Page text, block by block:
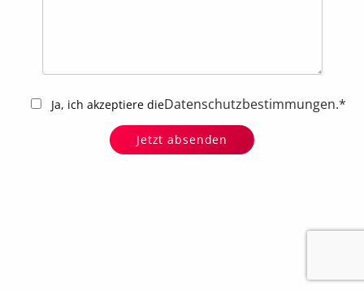
Ja, ich akzeptiere dieDatenschutzbestimmungen.*